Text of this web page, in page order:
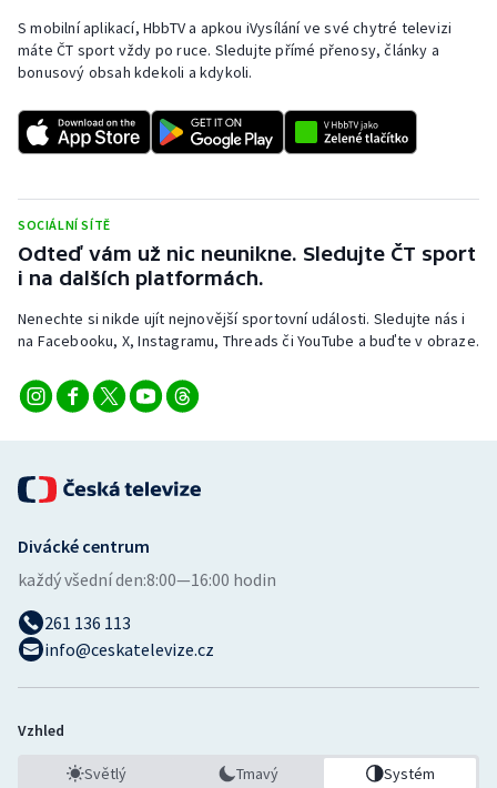
S mobilní aplikací, HbbTV a apkou iVysílání ve své chytré televizi
máte ČT sport vždy po ruce. Sledujte přímé přenosy, články a
bonusový obsah kdekoli a kdykoli.
SOCIÁLNÍ SÍTĚ
Odteď vám už nic neunikne. Sledujte ČT sport
i na dalších platformách.
Nenechte si nikde ujít nejnovější sportovní události. Sledujte nás i
na Facebooku, X, Instagramu, Threads či YouTube a buďte v obraze.
Divácké centrum
každý všední den:8:00—16:00 hodin
261 136 113
info@ceskatelevize.cz
Vzhled
Světlý Tmavý Systém